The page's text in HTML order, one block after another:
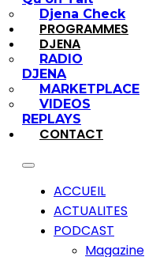
Djena Check
PROGRAMMES
DJENA
RADIO
DJENA
MARKETPLACE
VIDEOS
REPLAYS
CONTACT
ACCUEIL
ACTUALITES
PODCAST
Magazine